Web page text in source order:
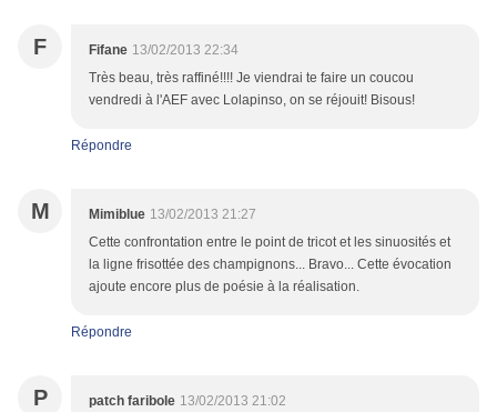
F Fifane 13/02/2013 22:34
Très beau, très raffiné!!!! Je viendrai te faire un coucou
vendredi à l'AEF avec Lolapinso, on se réjouit! Bisous!
Répondre
M Mimiblue 13/02/2013 21:27
Cette confrontation entre le point de tricot et les sinuosités et
la ligne frisottée des champignons... Bravo... Cette évocation
ajoute encore plus de poésie à la réalisation.
Répondre
P patch faribole 13/02/2013 21:02